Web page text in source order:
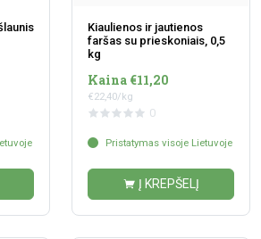
Kiaulienos ir jautienos
faršas su prieskoniais, 0,5
kg
Kaina €11,20
€22,40/kg
0
Pristatymas visoje Lietuvoje
Į KREPŠELĮ